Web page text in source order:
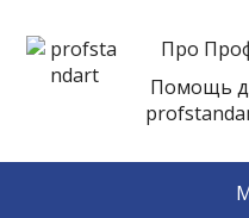
Про
Помощь